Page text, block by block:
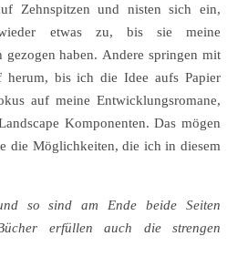
Zehnspitzen und nisten sich ein,
etwas zu, bis sie meine
haben. Andere springen mit
herum, bis ich die Idee aufs Papier
auf meine Entwicklungsromane,
Komponenten. Das mögen
die Möglichkeiten, die ich in diesem
so sind am Ende beide Seiten
erfüllen auch die strengen